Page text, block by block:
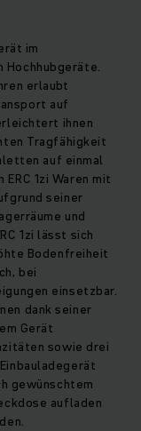
im
erlaubt
auf
ihnen
Tragfähigkeit
auf einmal
1zi Waren mit
seiner
und
1zi lässt sich
Bodenfreiheit
bei
einsetzbar.
dank seiner
Gerät
sowie drei
gewünschtem
aufladen